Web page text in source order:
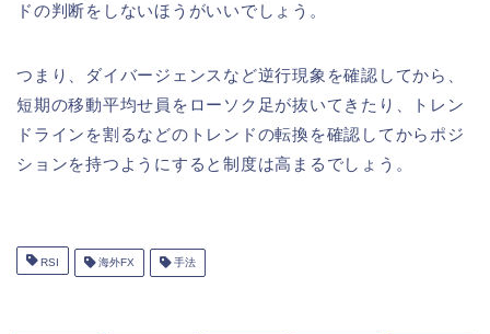
ドの判断をしないほうがいいでしょう。
つまり、ダイバージェンスなど逆行現象を確認してから、
短期の移動平均せ員をローソク足が抜いてきたり、トレン
ドラインを割るなどのトレンドの転換を確認してからポジ
ションを持つようにすると制度は高まるでしょう。
RSI 海外FX 手法